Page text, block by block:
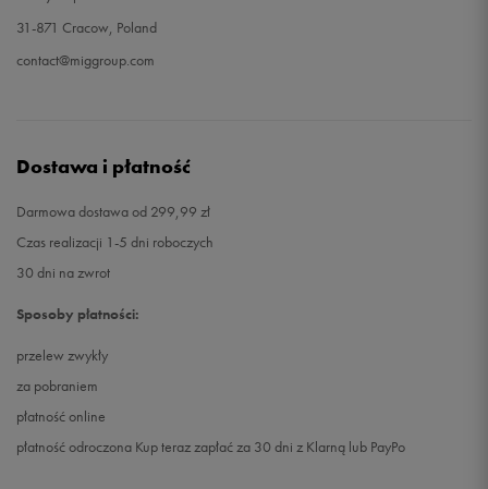
31-871 Cracow, Poland
contact@miggroup.com
Dostawa i płatność
Darmowa dostawa od 299,99 zł
Czas realizacji 1-5 dni roboczych
30 dni na zwrot
Sposoby płatności:
przelew zwykły
za pobraniem
płatność online
płatność odroczona Kup teraz zapłać za 30 dni z Klarną lub PayPo